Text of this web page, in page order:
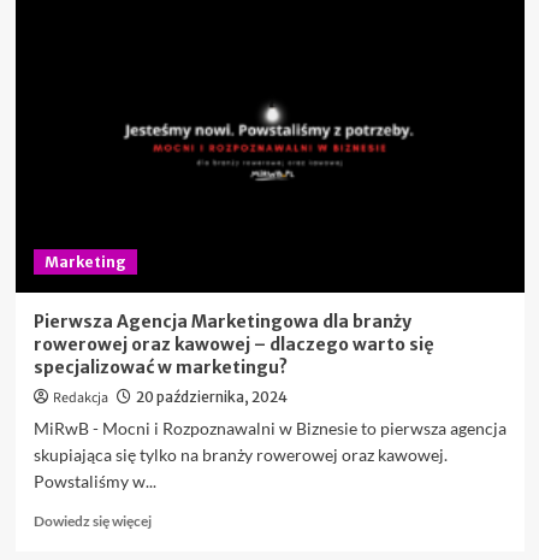
na
skuteczną
Marketing
Pierwsza Agencja Marketingowa dla branży
rowerowej oraz kawowej – dlaczego warto się
specjalizować w marketingu?
Redakcja 20 października, 2024
MiRwB - Mocni i Rozpoznawalni w Biznesie to pierwsza agencja
skupiająca się tylko na branży rowerowej oraz kawowej.
Powstaliśmy w...
Dowiedz się więcejDowiedz